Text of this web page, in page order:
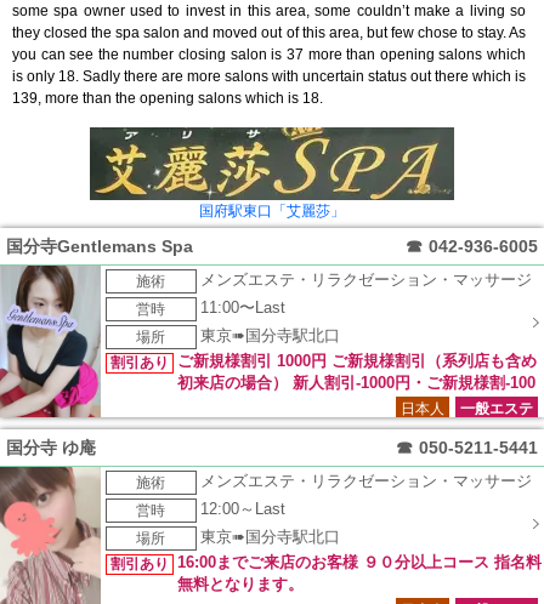
some spa owner used to invest in this area, some couldn’t make a living so
they closed the spa salon and moved out of this area, but few chose to stay. As
you can see the number closing salon is 37 more than opening salons which
is only 18. Sadly there are more salons with uncertain status out there which is
139, more than the opening salons which is 18.
国府駅東口「艾麗莎」
国分寺Gentlemans Spa ☎ 042-936-6005
施術
メンズエステ・リラクゼーション・マッサージ
営時
11:00〜Last
場所
東京➠国分寺駅北口
割引あり
ご新規様割引 1000円 ご新規様割引（系列店も含め
初来店の場合） 新人割引-1000円・ご新規様割-100
0円併せてご利用できます。 新人セラピスト割引 1000円 (新人
期間 1か月間) 新人割引-1000円・ご新規様割-1000円(当グルー
一般エステ
日本人
国分寺 ゆ庵 ☎ 050-5211-5441
施術
メンズエステ・リラクゼーション・マッサージ
営時
12:00～Last
場所
東京➠国分寺駅北口
割引あり
16:00までご来店のお客様 ９０分以上コース 指名料
無料となります。